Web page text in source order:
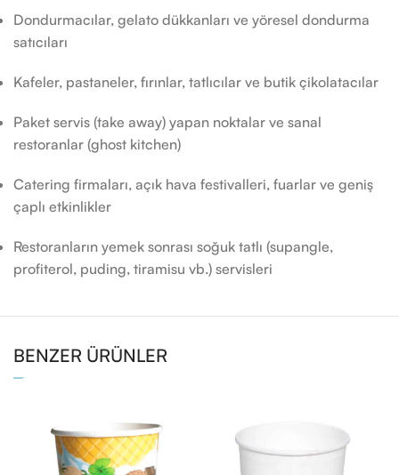
Dondurmacılar, gelato dükkanları ve yöresel dondurma
satıcıları
Kafeler, pastaneler, fırınlar, tatlıcılar ve butik çikolatacılar
Paket servis (take away) yapan noktalar ve sanal
restoranlar (ghost kitchen)
Catering firmaları, açık hava festivalleri, fuarlar ve geniş
çaplı etkinlikler
Restoranların yemek sonrası soğuk tatlı (supangle,
profiterol, puding, tiramisu vb.) servisleri
BENZER ÜRÜNLER